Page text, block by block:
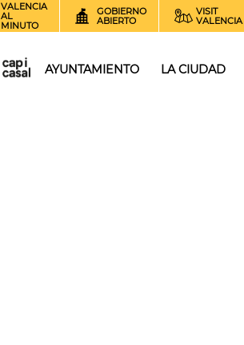
VALENCIA
AL
MINUTO
GOBIERNO
ABIERTO
VISIT
VALENCIA
AYUNTAMIENTO LA CIUDAD